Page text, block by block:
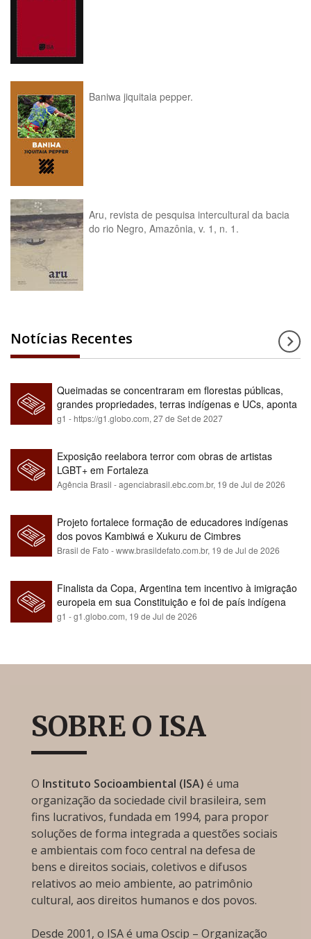
Baniwa jiquitaia pepper.
Aru, revista de pesquisa intercultural da bacia
do rio Negro, Amazônia, v. 1, n. 1.
Notícias Recentes
Queimadas se concentraram em florestas públicas,
grandes propriedades, terras indígenas e UCs, aponta
relatório
g1 - https://g1.globo.com, 27 de Set de 2027
Exposição reelabora terror com obras de artistas
LGBT+ em Fortaleza
Agência Brasil - agenciabrasil.ebc.com.br, 19 de Jul de 2026
Projeto fortalece formação de educadores indígenas
dos povos Kambiwá e Xukuru de Cimbres
Brasil de Fato - www.brasildefato.com.br, 19 de Jul de 2026
Finalista da Copa, Argentina tem incentivo à imigração
europeia em sua Constituição e foi de país indígena
para maioria branca
g1 - g1.globo.com, 19 de Jul de 2026
SOBRE O ISA
O Instituto Socioambiental (ISA) é uma
organização da sociedade civil brasileira, sem
fins lucrativos, fundada em 1994, para propor
soluções de forma integrada a questões sociais
e ambientais com foco central na defesa de
bens e direitos sociais, coletivos e difusos
relativos ao meio ambiente, ao patrimônio
cultural, aos direitos humanos e dos povos.
Desde 2001, o ISA é uma Oscip – Organização